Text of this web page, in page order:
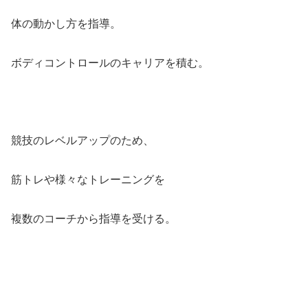
体の動かし方を指導。
ボディコントロールのキャリアを積む。
競技のレベルアップのため、
筋トレや様々なトレーニングを
複数のコーチから指導を受ける。